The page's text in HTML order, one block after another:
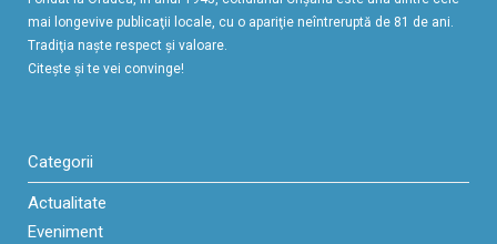
mai longevive publicaţii locale, cu o apariţie neîntreruptă de 81 de ani.
Tradiţia naşte respect şi valoare.
Citeşte şi te vei convinge!
Categorii
Actualitate
Eveniment